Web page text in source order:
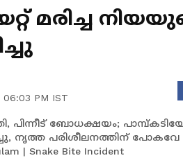
മരിച്ച
06:03 PM IST
ബോധക്ഷയം;
നൃത്ത പരിശീലനത്തിന് പോകവേ
| Snake Bite Incident